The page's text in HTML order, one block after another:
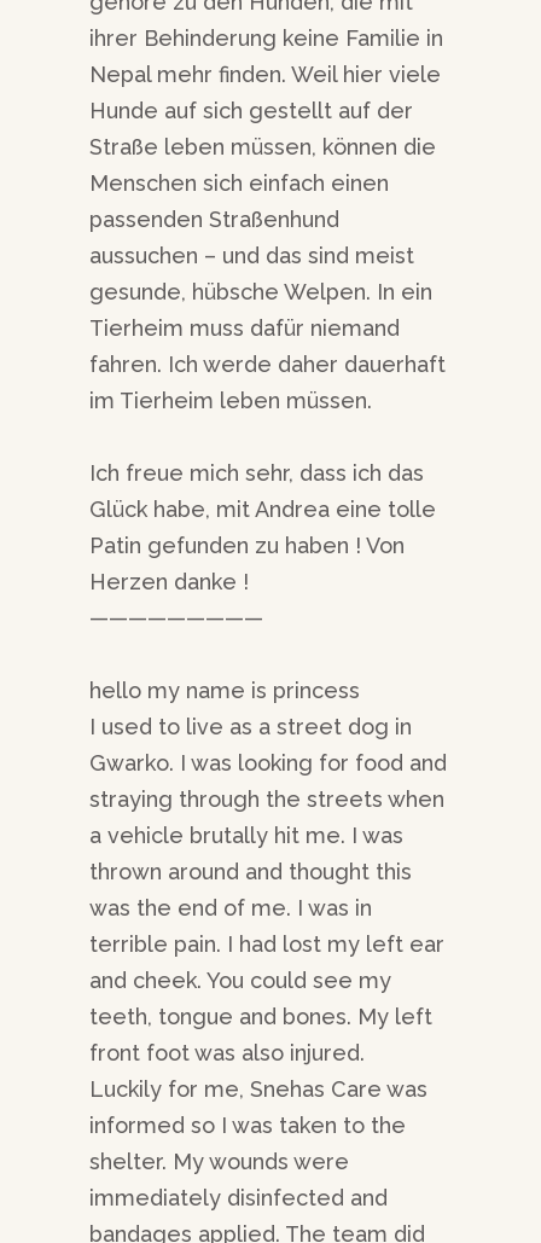
ihrer Behinderung keine Familie in
Nepal mehr finden. Weil hier viele
Hunde auf sich gestellt auf der
Straße leben müssen, können die
Menschen sich einfach einen
passenden Straßenhund
aussuchen – und das sind meist
gesunde, hübsche Welpen. In ein
Tierheim muss dafür niemand
fahren. Ich werde daher dauerhaft
im Tierheim leben müssen.
Ich freue mich sehr, dass ich das
Glück habe, mit Andrea eine tolle
Patin gefunden zu haben ! Von
Herzen danke !
—————————
hello my name is princess
I used to live as a street dog in
Gwarko. I was looking for food and
straying through the streets when
a vehicle brutally hit me. I was
thrown around and thought this
was the end of me. I was in
terrible pain. I had lost my left ear
and cheek. You could see my
teeth, tongue and bones. My left
front foot was also injured.
Luckily for me, Snehas Care was
informed so I was taken to the
shelter. My wounds were
immediately disinfected and
bandages applied. The team did